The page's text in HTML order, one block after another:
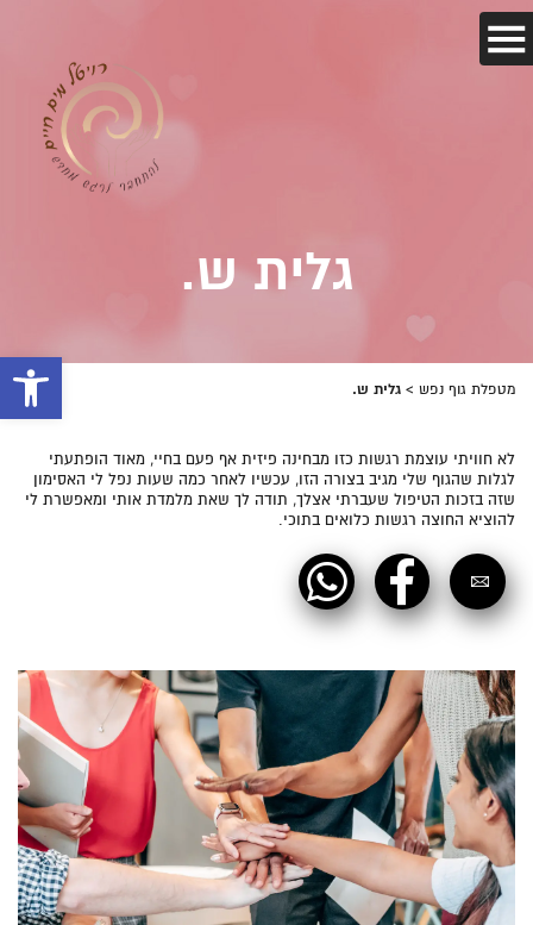
גלית ש.
מטפלת גוף נפש > גלית ש.
לא חוויתי עוצמת רגשות כזו מבחינה פיזית אף פעם בחיי, מאוד הופתעתי
לגלות שהגוף שלי מגיב בצורה הזו, עכשיו לאחר כמה שעות נפל לי האסימון
שזה בזכות הטיפול שעברתי אצלך, תודה לך שאת מלמדת אותי ומאפשרת לי
להוציא החוצה רגשות כלואים בתוכי.